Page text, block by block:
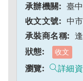
臺
中
收文
詳細